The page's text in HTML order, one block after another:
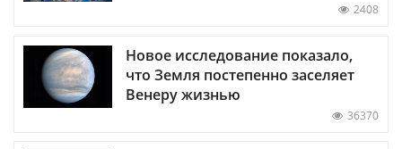
2408
Новое исследование показало,
что Земля постепенно заселяет
Венеру жизнью
36370